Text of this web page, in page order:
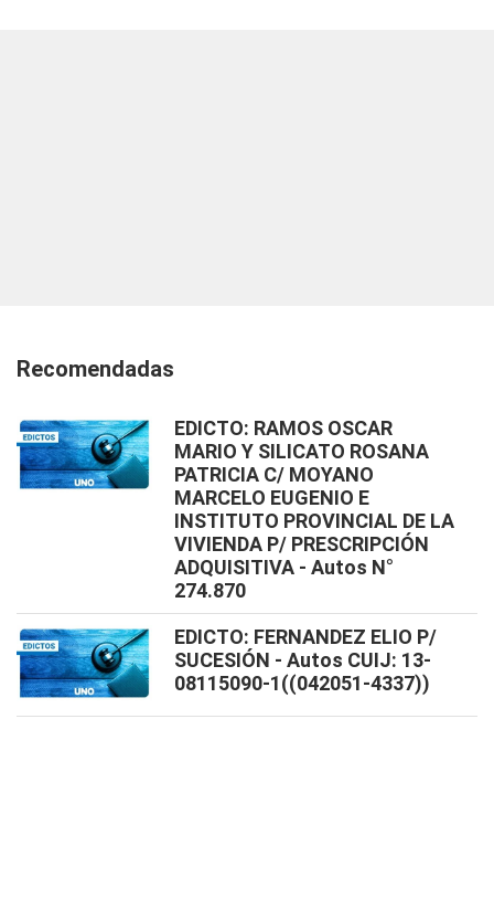
Recomendadas
EDICTO: RAMOS OSCAR
MARIO Y SILICATO ROSANA
PATRICIA C/ MOYANO
MARCELO EUGENIO E
INSTITUTO PROVINCIAL DE LA
VIVIENDA P/ PRESCRIPCIÓN
ADQUISITIVA - Autos N°
274.870
EDICTO: FERNANDEZ ELIO P/
SUCESIÓN - Autos CUIJ: 13-
08115090-1((042051-4337))